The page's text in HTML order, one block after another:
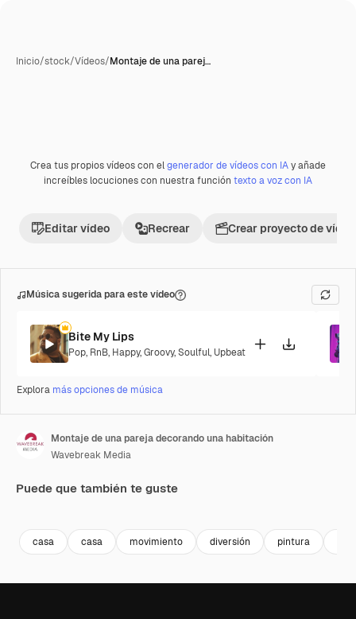
Inicio/stock/Vídeos/Montaje de una parej…
Premium
Crea tus propios vídeos con elgenerador de vídeos con IAy añade
increíbles locuciones con nuestra función texto a voz con IA
Editar vídeo Recrear Crear proyecto de vídeo
Música sugerida para este vídeo
Bite My Lips
Pop, RnB, Happy,Groovy,Soulful, Upbeat
Explora más opciones de música
Montaje de una pareja decorando una habitación
Wavebreak Media
Puede que también te guste
casa casa movimiento diversión pintura